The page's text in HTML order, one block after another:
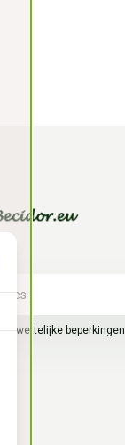
wettelijke beperkingen